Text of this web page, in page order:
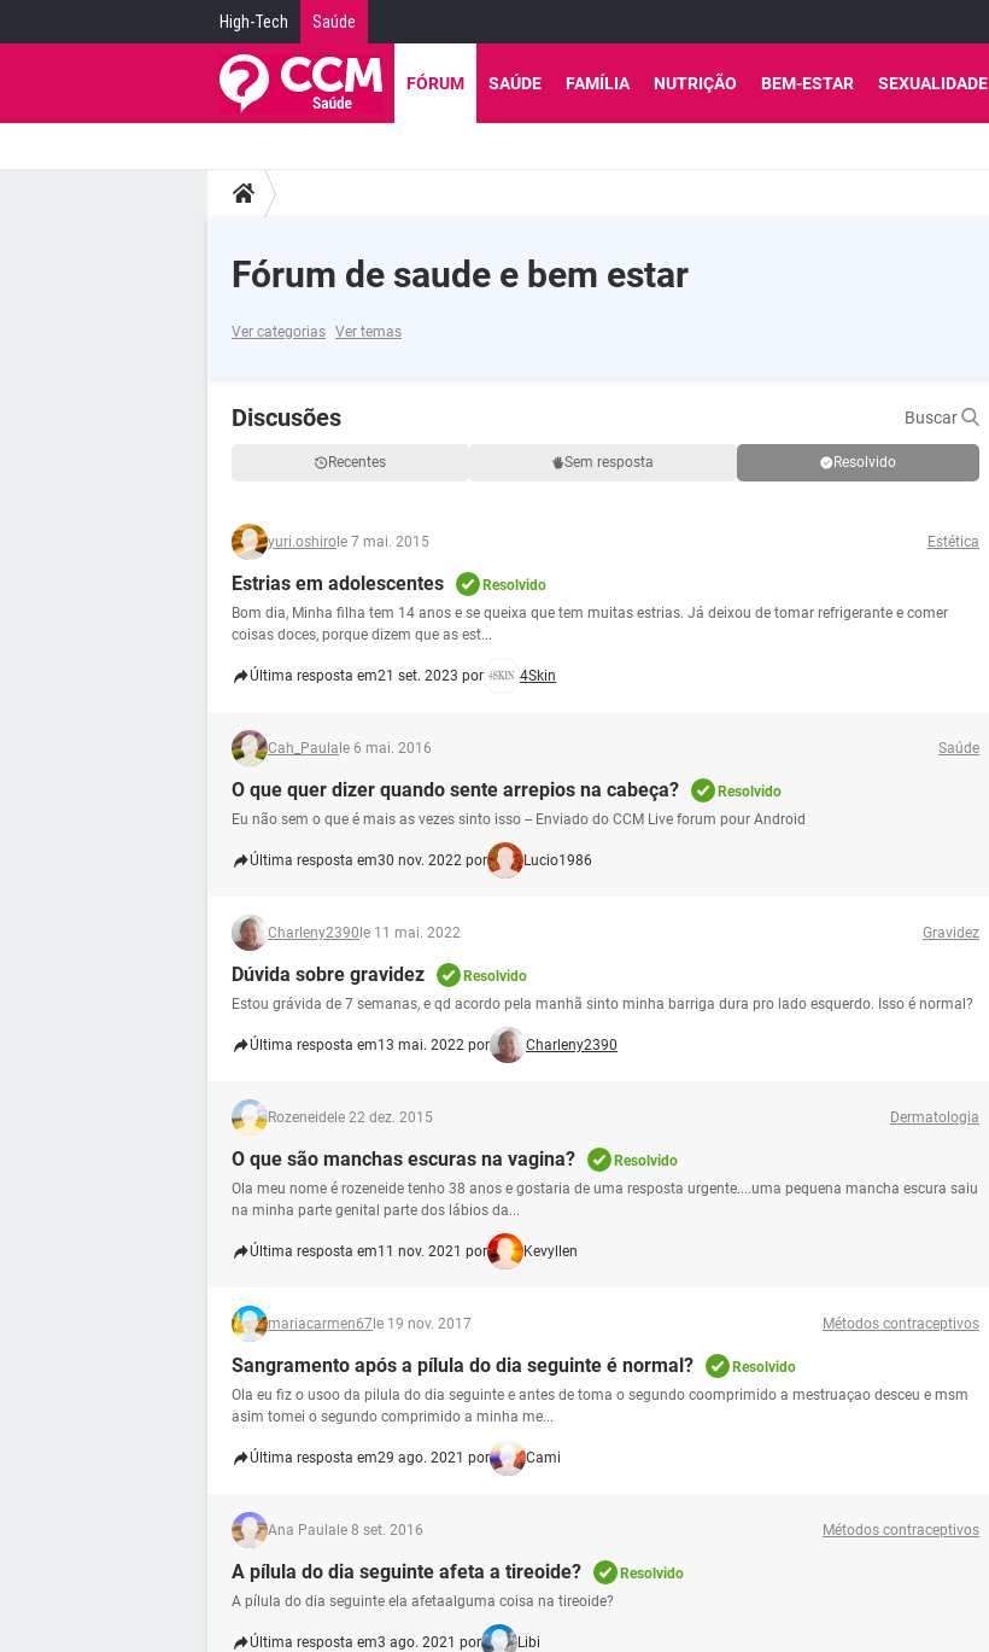
High-Tech Saúde
FÓRUM SAÚDE FAMÍLIA NUTRIÇÃO BEM-ESTAR SEXUALIDADE
Fórum de saude e bem estar
Ver categorias Ver temas
Discusões Buscar
Recentes Sem resposta Resolvido
yuri.oshiro le 7 mai. 2015 Estética
Estrias em adolescentes
Resolvido
Bom dia, Minha filha tem 14 anos e se queixa que tem muitas estrias. Já deixou de tomar refrigerante e comer
coisas doces, porque dizem que as est...
Última resposta em21 set. 2023 por 4Skin
Cah_Paula le 6 mai. 2016 Saúde
O que quer dizer quando sente arrepios na cabeça?
Resolvido
Eu não sem o que é mais as vezes sinto isso -- Enviado do CCM Live forum pour Android
Última resposta em30 nov. 2022 por Lucio1986
Charleny2390 le 11 mai. 2022 Gravidez
Dúvida sobre gravidez
Resolvido
Estou grávida de 7 semanas, e qd acordo pela manhã sinto minha barriga dura pro lado esquerdo. Isso é normal?
Última resposta em13 mai. 2022 por Charleny2390
Rozeneide le 22 dez. 2015 Dermatologia
O que são manchas escuras na vagina?
Resolvido
Ola meu nome é rozeneide tenho 38 anos e gostaria de uma resposta urgente....uma pequena mancha escura saiu
na minha parte genital parte dos lábios da...
Última resposta em11 nov. 2021 por Kevyllen
mariacarmen67 le 19 nov. 2017 Métodos contraceptivos
Sangramento após a pílula do dia seguinte é normal?
Resolvido
Ola eu fiz o usoo da pilula do dia seguinte e antes de toma o segundo coomprimido a mestruaçao desceu e msm
asim tomei o segundo comprimido a minha me...
Última resposta em29 ago. 2021 por Cami
Ana Paula le 8 set. 2016 Métodos contraceptivos
A pílula do dia seguinte afeta a tireoide?
Resolvido
A pílula do dia seguinte ela afetaalguma coisa na tireoide?
Última resposta em3 ago. 2021 por Libi